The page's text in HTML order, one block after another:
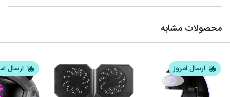
محصولات مشابه
ارسال امروز ارسال